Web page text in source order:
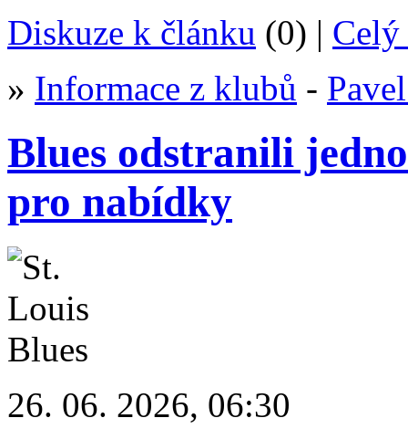
Diskuze k článku (0) | Celý
» Informace z klubů -
Blues odstranili
pro nabídky
26. 06. 2026, 06:30